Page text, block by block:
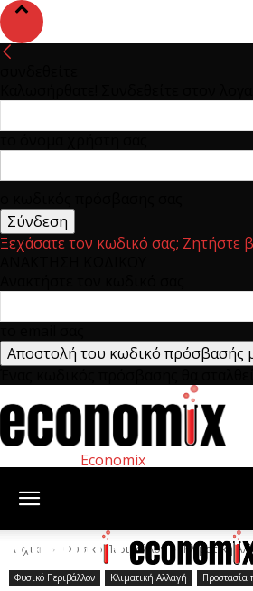
Ξεχάσατε τον κωδικό σας; Ζητήστε
Economix
Αρχική Φυσικό Περιβάλλον Κλιματική
Φυσικό Περιβάλλον Κλιματική Αλλαγή Προστασία